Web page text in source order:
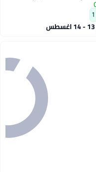
13 - 14 اغسطس